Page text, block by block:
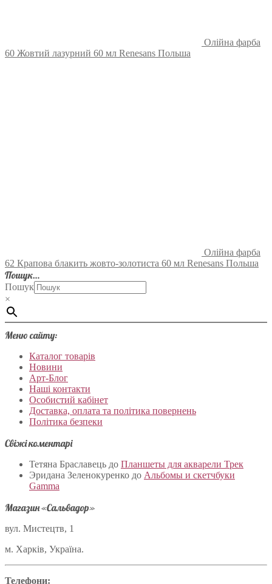
Олійна фарба
60 Жовтий лазурний 60 мл Renesans Польша
Олійна фарба
62 Крапова блакить жовто-золотиста 60 мл Renesans Польша
Пошук…
Пошук
×
Меню сайту:
Каталог товарів
Новини
Арт-Блог
Наші контакти
Особистий кабінет
Доставка, оплата та політика повернень
Політика безпеки
Свіжі коментарі
Тетяна Браславець до Планшеты для акварели Трек
Эридана Зеленокуренко до Альбомы и скетчбуки
Gamma
Магазин «Сальвадор»
вул. Мистецтв, 1
м. Харків, Україна.
Телефони: